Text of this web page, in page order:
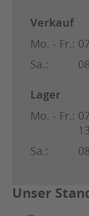
Verkauf
Mo. - Fr.:
Sa.:
Lager
Mo. - Fr.:
Sa.:
Unser